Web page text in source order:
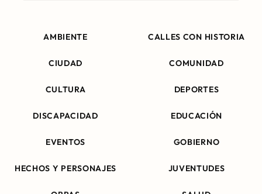
AMBIENTE CALLES CON HISTORIA
CIUDAD COMUNIDAD
CULTURA DEPORTES
DISCAPACIDAD EDUCACIÓN
EVENTOS GOBIERNO
HECHOS Y PERSONAJES JUVENTUDES